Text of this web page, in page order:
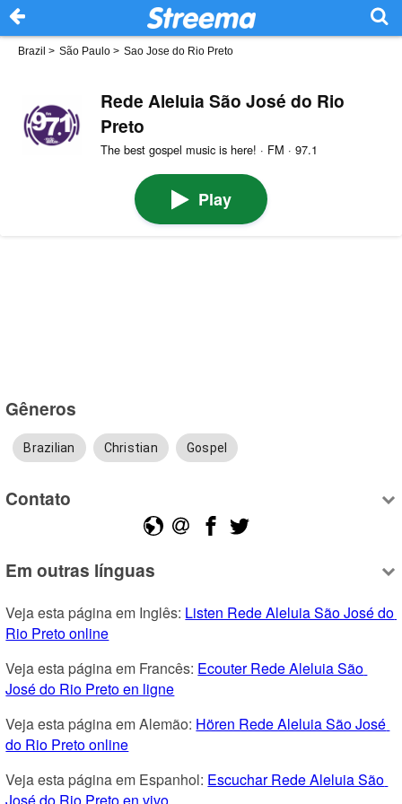
Brazil > São Paulo > Sao Jose do Rio Preto
Rede Aleluia São José do Rio
Preto
The best gospel music is here! · FM · 97.1
Play
Gêneros
Brazilian Christian Gospel
Contato
Em outras línguas
Veja esta página em Inglês: Listen Rede Aleluia São José do
Rio Preto online
Veja esta página em Francês: Ecouter Rede Aleluia São
José do Rio Preto en ligne
Veja esta página em Alemão: Hören Rede Aleluia São José
do Rio Preto online
Veja esta página em Espanhol: Escuchar Rede Aleluia São
José do Rio Preto en vivo